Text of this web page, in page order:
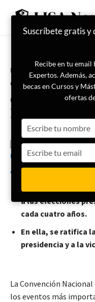
Portada
Todo lo que
Convención
Demócrata
Rubén Asenjo
La convención
a las elecciones
cada cuatro años.
En ella, se ratifica
presidencia y a la
La Convención
los eventos más
Suscríbete gratis y
Recibe en tu
Expertos. Además,
becas en Cursos y
ofertas
your
name
your
email